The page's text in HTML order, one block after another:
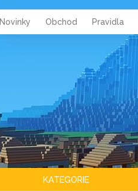
Novinky Obchod Pravidla
KATEGORIE